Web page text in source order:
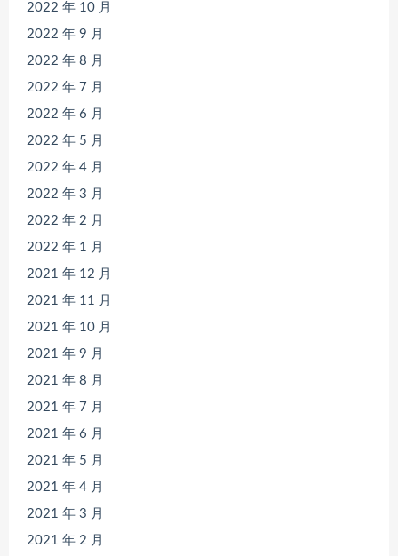
2022 年 10 月
2022 年 9 月
2022 年 8 月
2022 年 7 月
2022 年 6 月
2022 年 5 月
2022 年 4 月
2022 年 3 月
2022 年 2 月
2022 年 1 月
2021 年 12 月
2021 年 11 月
2021 年 10 月
2021 年 9 月
2021 年 8 月
2021 年 7 月
2021 年 6 月
2021 年 5 月
2021 年 4 月
2021 年 3 月
2021 年 2 月